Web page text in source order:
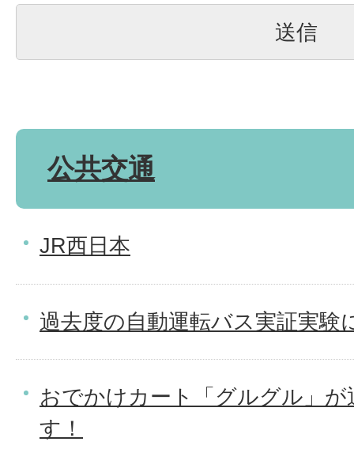
公共交通
JR西日本
過去度の自動運転バス実証実験
おでかけカート「グルグル」
す！